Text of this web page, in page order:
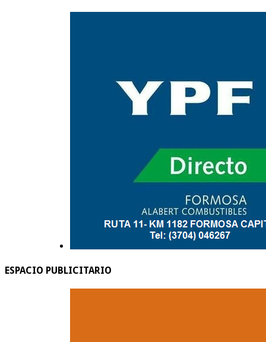
ESPACIO PUBLICITARIO